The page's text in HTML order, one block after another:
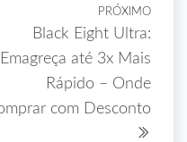
PRÓXIMO
Black Eight Ultra:
Emagreça até 3x Mais
Rápido – Onde
com Desconto